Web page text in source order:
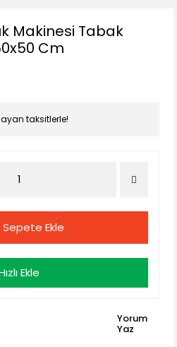
Makinesi Tabak
Cm
taksitlerle!
Sepete Ekle
Ekle
Yorum
Yaz